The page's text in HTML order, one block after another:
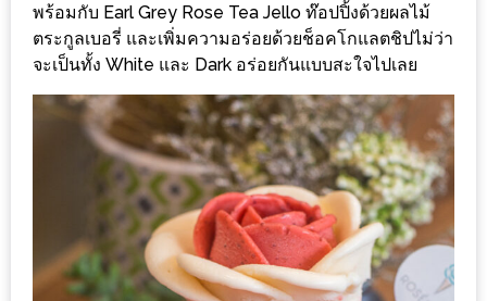
เดียว
HOMEPRO
FAIR
2017
เชียงใหม่
จัด
เต็ม
กับ
แผนที่
พร้อมกับ Earl Grey Rose Tea Jello ท๊อปปิ้งด้วยผลไม้
ตระกูลเบอรี่ และเพิ่มความอร่อยด้วยช็อคโกแลตชิปไม่ว่า
จะเป็นทั้ง White และ Dark อร่อยกันแบบสะใจไปเลย